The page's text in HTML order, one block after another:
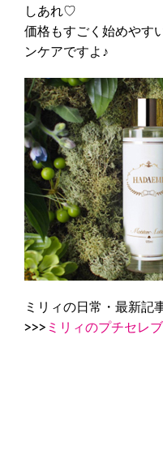
しあれ♡
価格もすごく始めやす
ンケアですよ♪
ミリィの日常・最新
>>> ミリィのプチセレ